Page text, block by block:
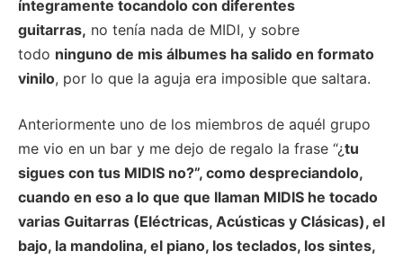
íntegramente tocandolo con diferentes
guitarras, no tenía nada de MIDI, y sobre
todo ninguno de mis álbumes ha salido en formato
vinilo, por lo que la aguja era imposible que saltara.
Anteriormente uno de los miembros de aquél grupo
me vio en un bar y me dejo de regalo la frase “¿tu
sigues con tus MIDIS no?”, como despreciandolo,
cuando en eso a lo que que llaman MIDIS he tocado
varias Guitarras (Eléctricas, Acústicas y Clásicas), el
bajo, la mandolina, el piano, los teclados, los sintes,